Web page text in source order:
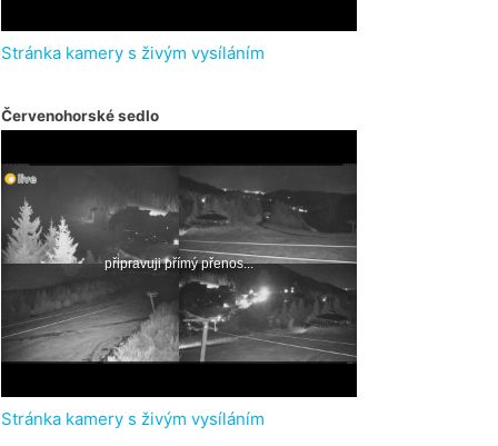
Stránka kamery s živým vysíláním
Červenohorské sedlo
Stránka kamery s živým vysíláním